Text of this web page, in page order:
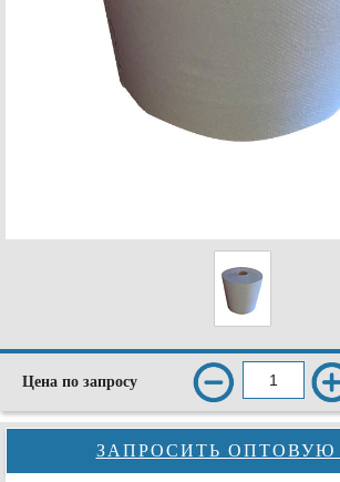
Цена по запросу
ЗАПРОСИТЬ ОПТОВУЮ